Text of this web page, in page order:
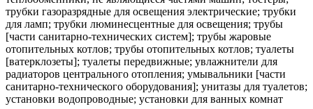
трубки газоразрядные для освещения электрические; трубки
для ламп; трубки люминесцентные для освещения; трубы
[части санитарно-технических систем]; трубы жаровые
отопительных котлов; трубы отопительных котлов; туалеты
[ватерклозеты]; туалеты передвижные; увлажнители для
радиаторов центрального отопления; умывальники [части
санитарно-технического оборудования]; унитазы для туалетов;
установки водопроводные; установки для ванных комнат